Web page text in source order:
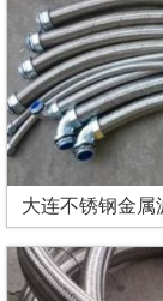
大连不锈钢金